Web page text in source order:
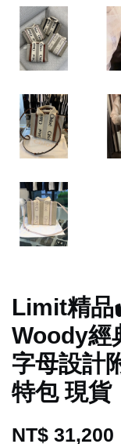
Limit精
Woody經
字母設計
特包 現貨
NT$ 31,200